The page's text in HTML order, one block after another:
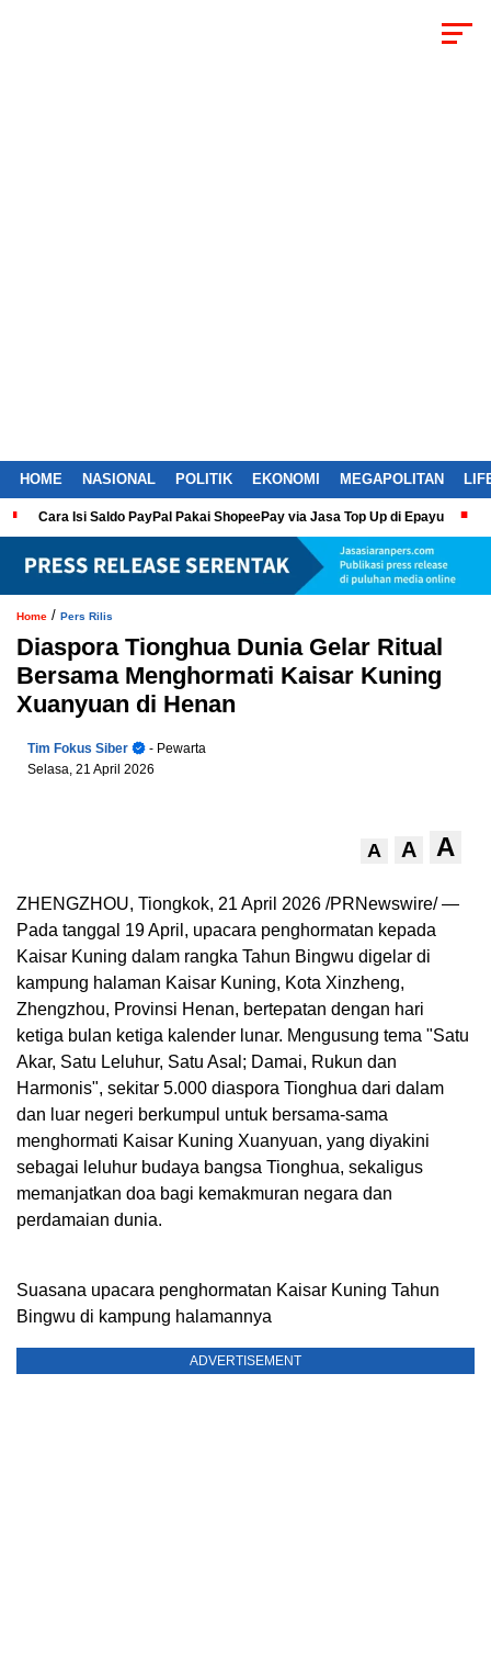
HOME NASIONAL POLITIK EKONOMI MEGAPOLITAN
Cara Isi Saldo PayPal Pakai ShopeePay via Jasa Top Up di Epayu
Home / Pers Rilis
Diaspora Tionghua Dunia Gelar Ritual
Bersama Menghormati Kaisar Kuning
Xuanyuan di Henan
Tim Fokus Siber
- Pewarta
Selasa, 21 April 2026
A A A
ZHENGZHOU, Tiongkok, 21 April 2026 /PRNewswire/ —
Pada tanggal 19 April, upacara penghormatan kepada
Kaisar Kuning dalam rangka Tahun Bingwu digelar di
kampung halaman Kaisar Kuning, Kota Xinzheng,
Zhengzhou, Provinsi Henan, bertepatan dengan hari
ketiga bulan ketiga kalender lunar. Mengusung tema "Satu
Akar, Satu Leluhur, Satu Asal; Damai, Rukun dan
Harmonis", sekitar 5.000 diaspora Tionghua dari dalam
dan luar negeri berkumpul untuk bersama-sama
menghormati Kaisar Kuning Xuanyuan, yang diyakini
sebagai leluhur budaya bangsa Tionghua, sekaligus
memanjatkan doa bagi kemakmuran negara dan
perdamaian dunia.
Suasana upacara penghormatan Kaisar Kuning Tahun
Bingwu di kampung halamannya
ADVERTISEMENT